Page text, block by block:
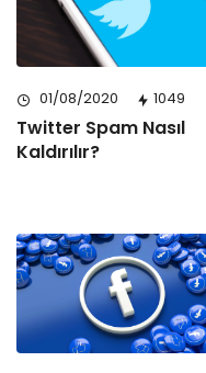
01/08/2020 1049
Twitter Spam Nasıl
Kaldırılır?